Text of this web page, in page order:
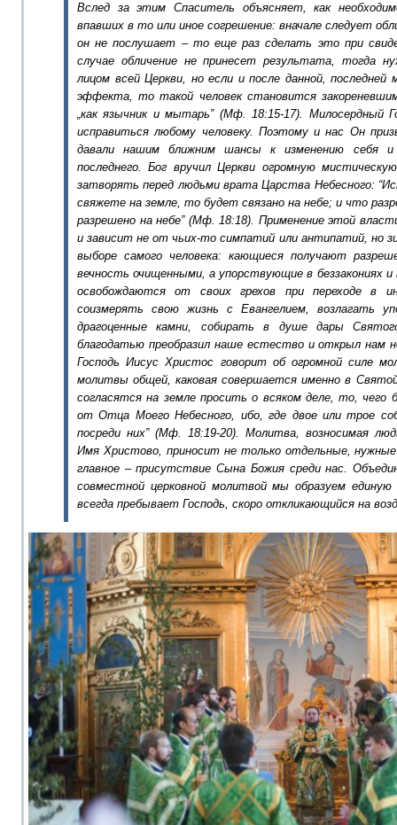
Вслед за этим Спаситель объясняет, как
впавших в то или иное согрешение: вначале следует
он не послушает – то еще раз сделать это при
случае обличение не принесет результата, тогда
лицом всей Церкви, но если и после данной, последней
эффекта, то такой человек становится
„как язычник и мытарь” (Мф. 18:15-17). Милосердный
исправиться любому человеку. Поэтому и нас Он
давалинашим ближним шансы к изменению себя
последнего.
Бог вручил Церкви огромную
затворять перед людьми врата Царства Небесного:
свяжете на земле, то будет связано на небе; и что
разрешено на небе”(Мф. 18:18). Применение этой
и зависит не от чьих-то симпатий или антипатий, но
выборе самого человека: кающиеся получают
вечность очищенными, а упорствующие в беззакониях и
освобождаются от своих грехов при переходев
соизмерять свою жизнь с Евангелием, возлагать
драгоценные камни, собиратьв душе дары Свя
благодатью преобразил наше естествои открыл нам
Господь Иисус Христос говорит об огромной силе
молитвы общей, каковая совершается именно в
согласятся на земле просить о всяком деле, то, чего
от Отца Моего Небесного, ибо, где двое или трое
посреди них” (Мф. 18:19-20). Молитва, возносимая
Имя Христово, приносит не только отдельные,
главное – присутствие Сына Божия среди нас.
совместной церковной молитвой мыобразуем
всегда пребывает Господь, скоро откликающийся на